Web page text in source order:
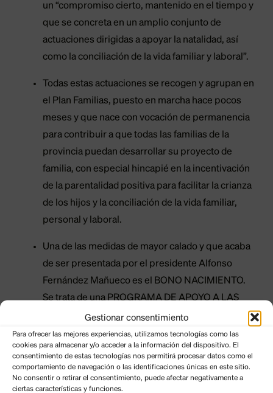
Gestionar consentimiento
Para ofrecer las mejores experiencias, utilizamos tecnologías como las
cookies para almacenar y/o acceder a la información del dispositivo. El
consentimiento de estas tecnologías nos permitirá procesar datos como el
comportamiento de navegación o las identificaciones únicas en este sitio.
No consentir o retirar el consentimiento, puede afectar negativamente a
ciertas características y funciones.
un “compromiso cierto, mantenido en el tiempo y
que se concreta en un amplio conjunto de
actuaciones dirigidas a apoyar la natalidad, así
como la conciliación de la vida familiar y laboral”.
Todas estas actuaciones se recogen y agrupan en
el Plan Familias, puesto en marcha hace pocos
meses y que nace con vocación de permanencia
para contribuir a que todas las familias de la
provincia puedan desarrollar su proyecto de
familia, con especial hincapié en la incentivación
de la parentalidad positiva para facilitar la crianza
de los hijos y la conciliación de la vida familiar,
personal y laboral.
Una de las medidas de mayor calado y que acaba
de ser presentada por el presidente Alfonso
Fernández Mañueco es el BONO NACIMIENTO.
Se trata de una PROGRAMA DE APOYO A LAS
FAMILIAS DE CASTILLA Y LEON, que consta de
un BONO Y DE UNA TARJETA FAMILIA. El BONO
es una ayuda económica a las familias con hijas e
hijos nacidos o adoptados a partir del 1 de enero
de 2023.